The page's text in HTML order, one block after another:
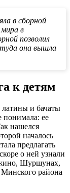
в сборной
в
позволил
она вышла
к детям
латины и бачаты
понимала: ее
нашелся
началось
предлагать
о ней узнали
Шуршунах,
района